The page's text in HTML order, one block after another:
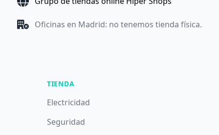
Oficinas en Madrid: no tenemos tienda física.
TIENDA
Electricidad
Seguridad